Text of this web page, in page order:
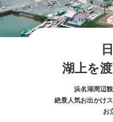
湖上を
浜名湖周辺
絶景人気お出かけ
お